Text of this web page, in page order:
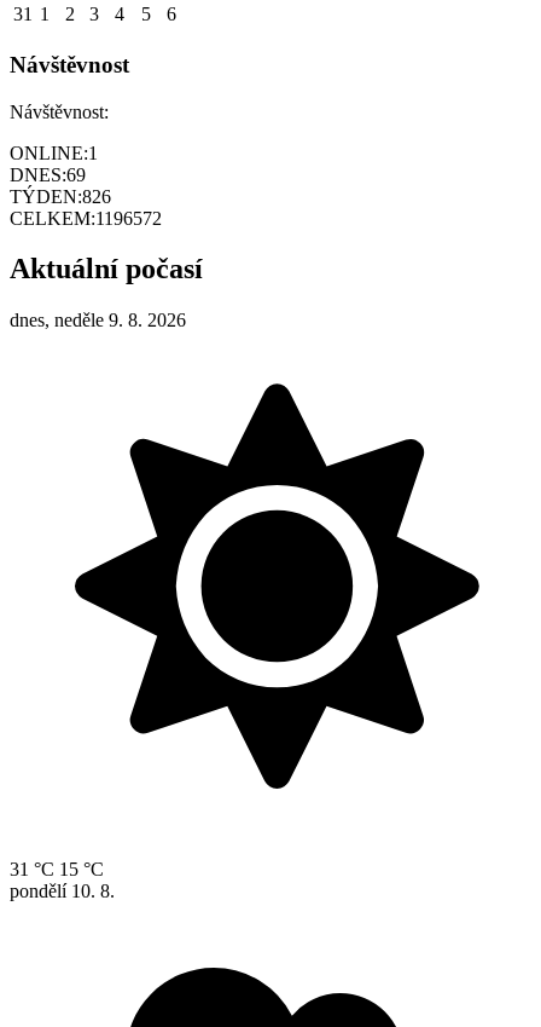
31 1 2 3 4 5 6
Návštěvnost
Návštěvnost:
ONLINE:1
DNES:69
TÝDEN:826
CELKEM:1196572
Aktuální počasí
dnes, neděle 9. 8. 2026
31 °C 15 °C
pondělí 10. 8.